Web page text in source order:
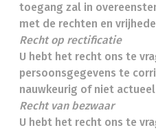
toegang zal in
met de rechten en
Recht op rectificatie
U hebt het recht ons te
persoonsgegevens te
nauwkeurig of niet
Recht van bezwaar
U hebt het recht ons te